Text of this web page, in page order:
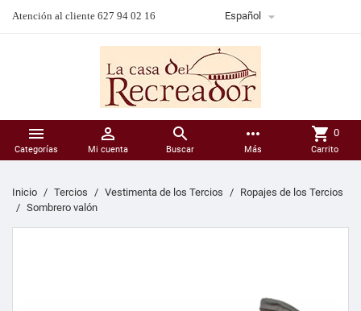
Atención al cliente 627 94 02 16 Español 

Categorías

Mi cuenta

Buscar
more_horiz
Más
shopping_cart 0
Carrito
Inicio Tercios Vestimenta de los Tercios
Ropajes de los Tercios
Sombrero valón